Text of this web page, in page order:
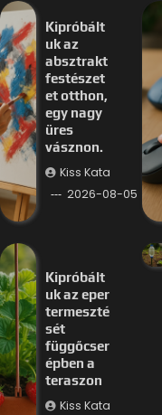
Kipróbált
uk az
absztrakt
festészet
et otthon,
egy nagy
üres
vásznon.
Kiss Kata
2026-08-05
Kipróbált
uk az eper
termeszté
sét
függőcser
épben a
teraszon
Kiss Kata